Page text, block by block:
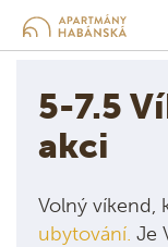
5-7.5
akci
Volný víkend,
ubytování. Je